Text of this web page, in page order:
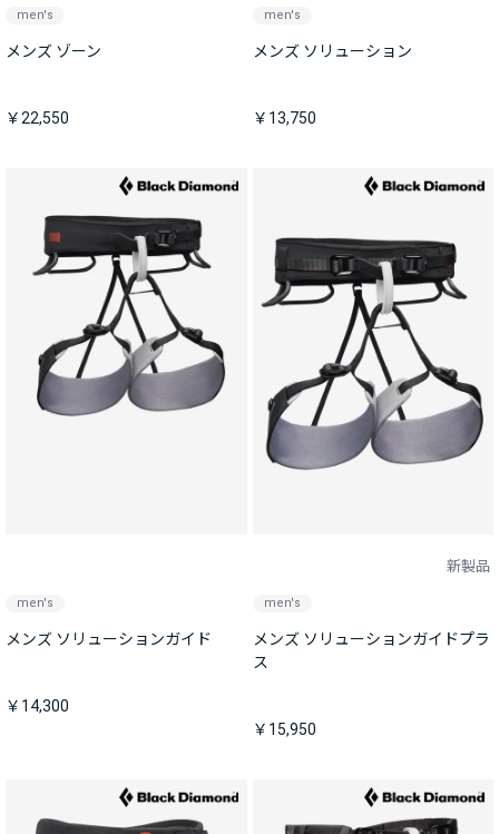
men's
メンズ ゾーン
￥22,550
men's
メンズ ソリューション
￥13,750
men's
メンズ ソリューションガイド
￥14,300
新製品
men's
メンズ ソリューションガイドプラ
ス
￥15,950